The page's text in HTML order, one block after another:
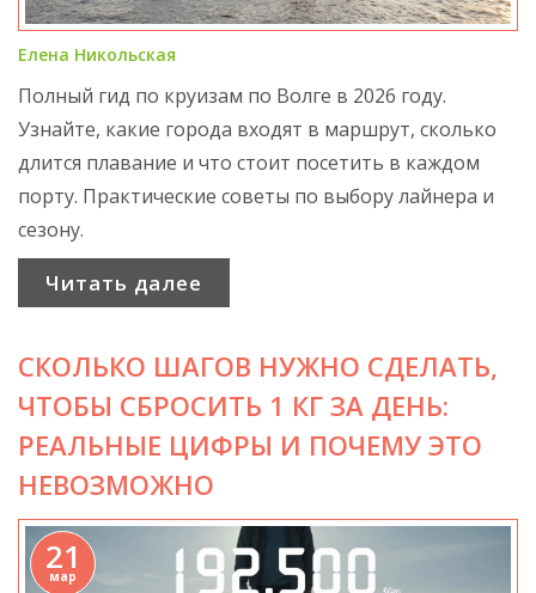
Елена Никольская
Полный гид по круизам по Волге в 2026 году.
Узнайте, какие города входят в маршрут, сколько
длится плавание и что стоит посетить в каждом
порту. Практические советы по выбору лайнера и
сезону.
Читать далее
СКОЛЬКО ШАГОВ НУЖНО СДЕЛАТЬ,
ЧТОБЫ СБРОСИТЬ 1 КГ ЗА ДЕНЬ:
РЕАЛЬНЫЕ ЦИФРЫ И ПОЧЕМУ ЭТО
НЕВОЗМОЖНО
21
мар